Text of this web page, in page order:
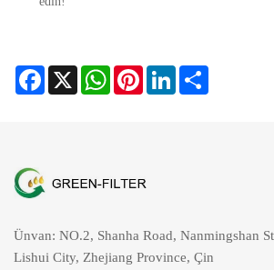
Facebook
X WhatsAppPinterestLinkedIn
Ünvan: NO.2, Shanha Road, Nanmingshan
Lishui City, Zhejiang Province, Çin